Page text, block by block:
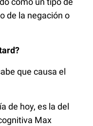
de la negación o
que causa el
de hoy, es la del
Max